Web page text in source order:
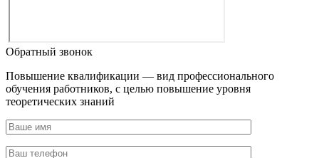
Обратный звонок
Повышение квалификации — вид профессионального
обучения работников, с целью повышение уровня
теоретических знаний